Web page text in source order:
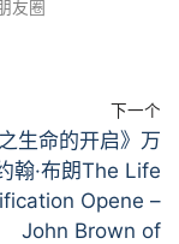
友圈
下一个
之生命的开启》万
翰·布朗The Life
Opene –
John Brown of